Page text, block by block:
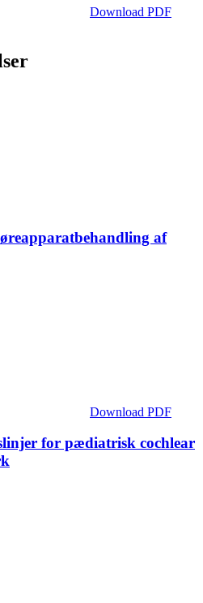
Download PDF
af
Download PDF
for pædiatrisk cochlear